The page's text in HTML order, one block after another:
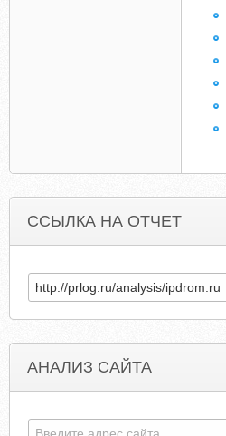
ССЫЛКА НА ОТЧЕТ
АНАЛИЗ САЙТА